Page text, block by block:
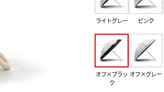
ライトグレー ピンク
オフ×ブラッ
ク
オフ×グレー